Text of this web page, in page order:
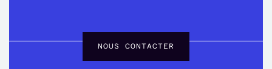
NOUS CONTACTER